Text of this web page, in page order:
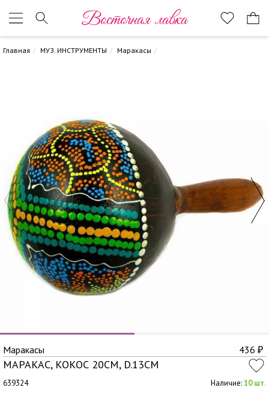
Восточная лавка
Главная МУЗ. ИНСТРУМЕНТЫ Маракасы
Маракасы 436 ₽
МАРАКАС, КОКОС 20СМ, D.13СМ
639324 Наличие:10 шт.